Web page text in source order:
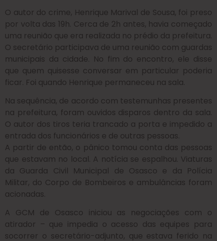
O autor do crime, Henrique Marival de Sousa, foi preso
por volta das 19h. Cerca de 2h antes, havia começado
uma reunião que era realizada no prédio da prefeitura.
O secretário participava de uma reunião com guardas
municipais da cidade. No fim do encontro, ele disse
que quem quisesse conversar em particular poderia
ficar. Foi quando Henrique permaneceu na sala.
Na sequência, de acordo com testemunhas presentes
na prefeitura, foram ouvidos disparos dentro da sala.
O autor dos tiros teria trancado a porta e impedido a
entrada dos funcionários e de outras pessoas.
A partir de então, o pânico tomou conta das pessoas
que estavam no local. A notícia se espalhou. Viaturas
da Guarda Civil Municipal de Osasco e da Polícia
Militar, do Corpo de Bombeiros e ambulâncias foram
acionadas.
A GCM de Osasco iniciou as negociações com o
atirador – que impedia o acesso das equipes para
socorrer o secretário-adjunto, que estava ferido na